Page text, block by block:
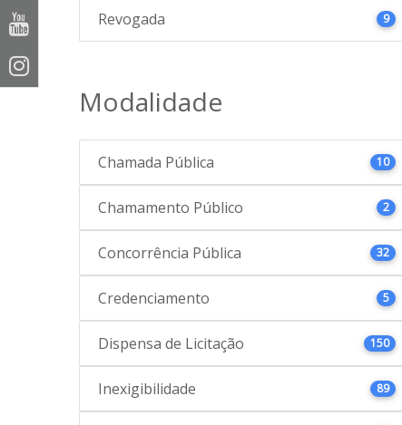
Revogada 9
Modalidade
Chamada Pública 10
Chamamento Público 2
Concorrência Pública 32
Credenciamento 5
Dispensa de Licitação 150
Inexigibilidade 89